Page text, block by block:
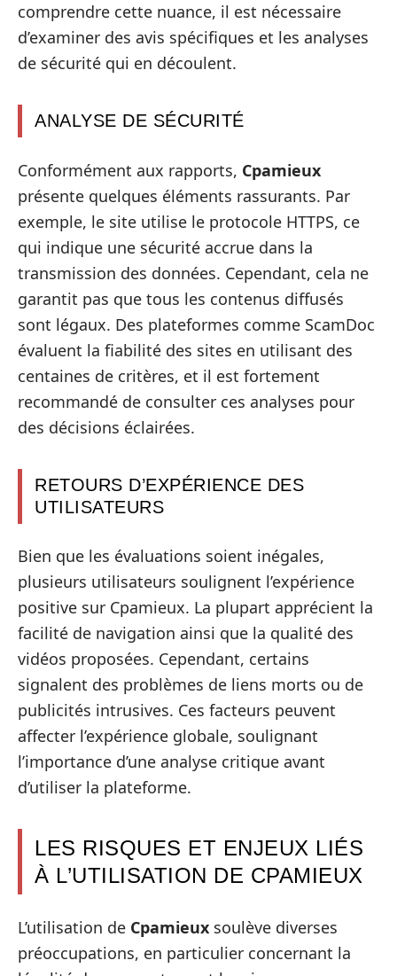
comprendre cette nuance, il est nécessaire
d’examiner des avis spécifiques et les analyses
de sécurité qui en découlent.
ANALYSE DE SÉCURITÉ
Conformément aux rapports, Cpamieux
présente quelques éléments rassurants. Par
exemple, le site utilise le protocole HTTPS, ce
qui indique une sécurité accrue dans la
transmission des données. Cependant, cela ne
garantit pas que tous les contenus diffusés
sont légaux. Des plateformes comme ScamDoc
évaluent la fiabilité des sites en utilisant des
centaines de critères, et il est fortement
recommandé de consulter ces analyses pour
des décisions éclairées.
RETOURS D’EXPÉRIENCE DES
UTILISATEURS
Bien que les évaluations soient inégales,
plusieurs utilisateurs soulignent l’expérience
positive sur Cpamieux. La plupart apprécient la
facilité de navigation ainsi que la qualité des
vidéos proposées. Cependant, certains
signalent des problèmes de liens morts ou de
publicités intrusives. Ces facteurs peuvent
affecter l’expérience globale, soulignant
l’importance d’une analyse critique avant
d’utiliser la plateforme.
LES RISQUES ET ENJEUX LIÉS
À L’UTILISATION DE CPAMIEUX
L’utilisation de Cpamieux soulève diverses
préoccupations, en particulier concernant la